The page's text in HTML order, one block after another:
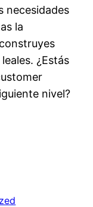
necesidades
la
¿Estás
nivel?